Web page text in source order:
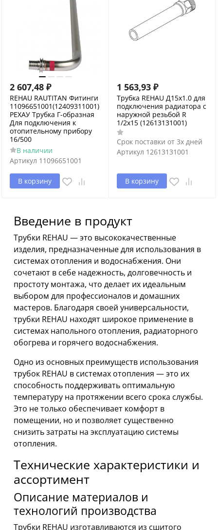
2 607,48 ₽
REHAU RAUTITAN Фитинги
11096651001(12409311001)
РЕХАУ Трубка Г-образная
Для подключения к
отопительному прибору
16/500
В наличии
Артикул 11096651001
В корзину
1 563,93 ₽
Трубка REHAU Д15x1.0 для
подключения радиатора с
наружной резьбой R
1/2x15 (12613131001)
Срок поставки от 3х дней
Артикул 12613131001
В корзину
Введение в продукт
Трубки REHAU — это высококачественные
изделия, предназначенные для использования в
системах отопления и водоснабжения. Они
сочетают в себе надежность, долговечность и
простоту монтажа, что делает их идеальным
выбором для профессионалов и домашних
мастеров. Благодаря своей универсальности,
трубки REHAU находят широкое применение в
системах напольного отопления, радиаторного
обогрева и горячего водоснабжения.
Одно из основных преимуществ использования
трубок REHAU в системах отопления — это их
способность поддерживать оптимальную
температуру на протяжении всего срока службы.
Это не только обеспечивает комфорт в
помещении, но и позволяет существенно
снизить затраты на эксплуатацию системы
отопления.
Технические характеристики и
ассортимент
Описание материалов и
технологий производства
Трубки REHAU изготавливаются из сшитого